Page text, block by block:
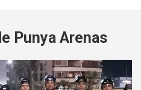
Punya Arenas